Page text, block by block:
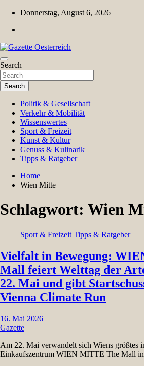
Skip
content
Donnerstag, August 6, 2026
Gazette Oesterreich
Magazin für Freizeit, Politik, Kultur &
Search
Search
Politik & Gesellschaft
Verkehr & Mobilität
Wissenswertes
Sport & Freizeit
Kunst & Kultur
Genuss & Kulinarik
Tipps & Ratgeber
Home
Wien Mitte
Schlagwort: Wien
Sport & Freizeit Tipps & Ratgeber
Vielfalt in Bewegung:
Mall feiert Welttag der
22. Mai und gibt
Vienna Climate Run
16. Mai 2026
Gazette
Am 22. Mai verwandelt sich Wiens größtes
Einkaufszentrum WIEN MITTE The Mall